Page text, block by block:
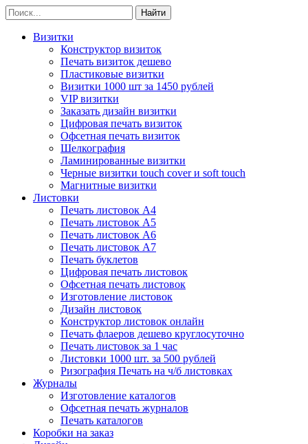
Визитки
Конструктор визиток
Печать визиток дешево
Пластиковые визитки
Визитки 1000 шт за 1450 рублей
VIP визитки
Заказать дизайн визитки
Цифровая печать визиток
Офсетная печать визиток
Шелкография
Ламинированные визитки
Черные визитки touch cover и soft touch
Магнитные визитки
Листовки
Печать листовок А4
Печать листовок А5
Печать листовок А6
Печать листовок А7
Печать буклетов
Цифровая печать листовок
Офсетная печать листовок
Изготовление листовок
Дизайн листовок
Конструктор листовок онлайн
Печать флаеров дешево круглосуточно
Печать листовок за 1 час
Листовки 1000 шт. за 500 рублей
Ризография Печать на ч/б листовках
Журналы
Изготовление каталогов
Офсетная печать журналов
Печать каталогов
Коробки на заказ